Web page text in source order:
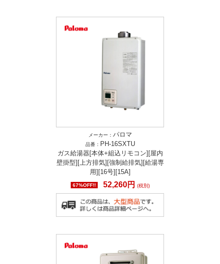
メーカー： パロマ
品番： PH-16SXTU
ガス給湯器[本体+組込リモコン][屋内
壁掛型][上方排気][強制給排気][給湯専
用][16号][15A]
67%OFF!! 52,260円 (税別)